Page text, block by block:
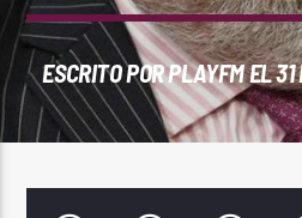
PlayFM 95.9
ESCRITO PORPLAYFMEL 31